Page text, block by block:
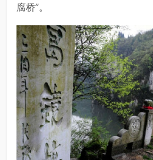
腐桥”。